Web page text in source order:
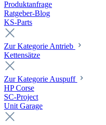
Produktanfrage
Ratgeber-Blog
KS-Parts
Zur Kategorie Antrieb
Kettensätze
Zur Kategorie Auspuff
HP Corse
SC-Project
Unit Garage